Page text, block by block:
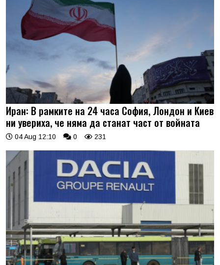
Иран: В рамките на 24 часа София, Лондон и Киев
ни увериха, че няма да станат част от войната
04 Aug 12:10 0 231